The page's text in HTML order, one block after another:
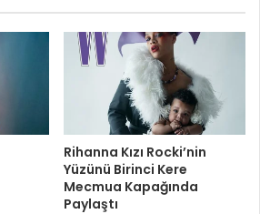
Rihanna Kızı Rocki’nin
Yüzünü Birinci Kere
Mecmua Kapağında
Paylaştı